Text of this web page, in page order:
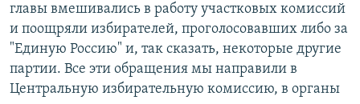
главы вмешивались в работу участковых комиссий
и поощряли избирателей, проголосовавших либо за
"Единую Россию" и, так сказать, некоторые другие
партии. Все эти обращения мы направили в
Центральную избирательную комиссию, в органы